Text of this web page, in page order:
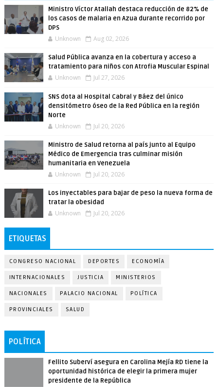
Ministro Víctor Atallah destaca reducción de 82% de
los casos de malaria en Azua durante recorrido por
DPS
Unknown Aug 02, 2026
Salud Pública avanza en la cobertura y acceso a
tratamiento para niños con Atrofia Muscular Espinal
Unknown Jul 27, 2026
SNS dota al Hospital Cabral y Báez del único
densitómetro óseo de la Red Pública en la región
Norte
Unknown Jul 20, 2026
Ministro de Salud retorna al país junto al Equipo
Médico de Emergencia tras culminar misión
humanitaria en Venezuela
Unknown Jul 20, 2026
Los inyectables para bajar de peso la nueva forma de
tratar la obesidad
Unknown Jul 20, 2026
ETIQUETAS
CONGRESO NACIONAL DEPORTES ECONOMÍA
INTERNACIONALES JUSTICIA MINISTERIOS
NACIONALES PALACIO NACIONAL POLÍTICA
PROVINCIALES SALUD
POLÍTICA
Fellito Suberví asegura en Carolina Mejía RD tiene la
oportunidad histórica de elegir la primera mujer
presidente de la República